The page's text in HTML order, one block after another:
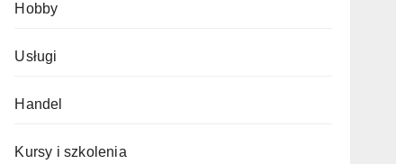
Hobby
Usługi
Handel
Kursy i szkolenia